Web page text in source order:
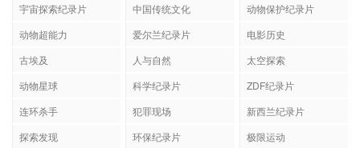
宇宙探索纪录片
中国传统文化
动物保护纪录片
动物超能力
爱尔兰纪录片
电影历史
古埃及
人与自然
太空探索
动物星球
科学纪录片
ZDF纪录片
连环杀手
犯罪现场
新西兰纪录片
探索发现
环保纪录片
极限运动